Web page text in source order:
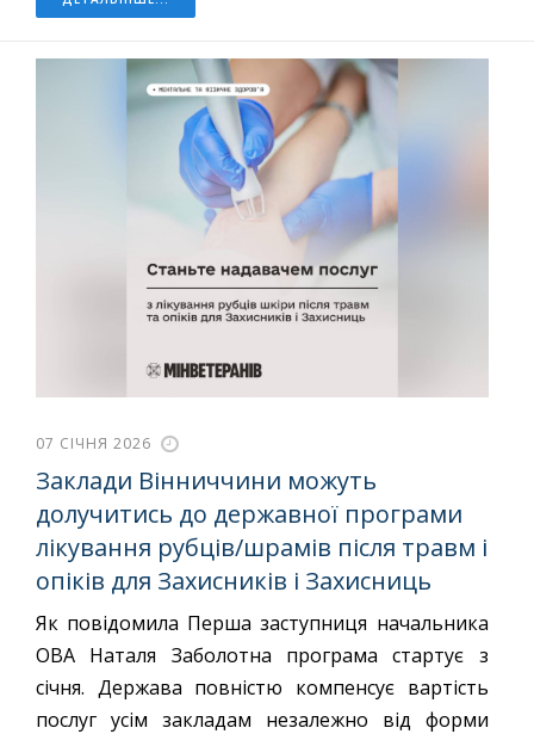
07 СІЧНЯ 2026
Заклади Вінниччини можуть
долучитись до державної програми
лікування рубців/шрамів після травм і
опіків для Захисників і Захисниць
Як повідомила Перша заступниця начальника
ОВА Наталя Заболотна програма стартує з
січня. Держава повністю компенсує вартість
послуг усім закладам незалежно від форми